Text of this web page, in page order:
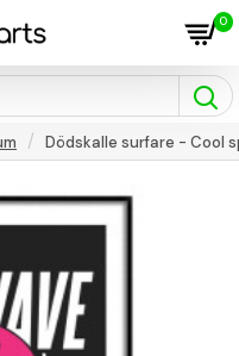
0
Dödskalle surfare - Cool